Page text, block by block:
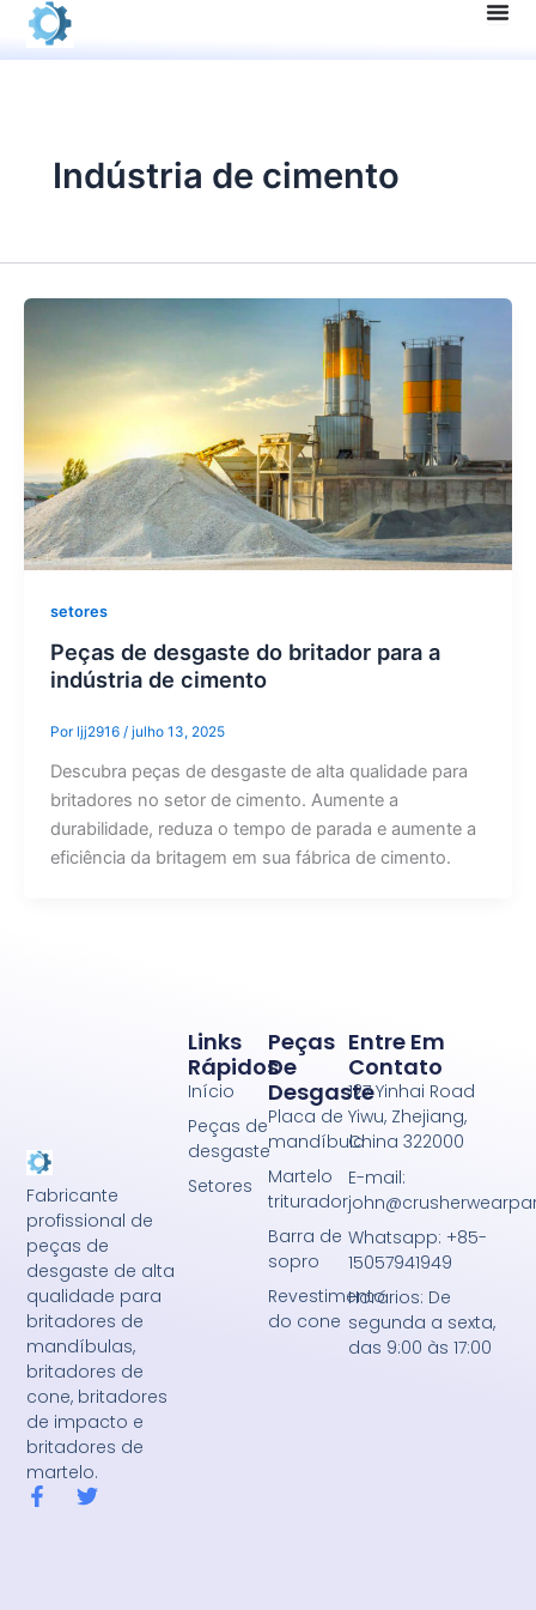
Pular
para
Indústria de cimento
setores
Peças de desgaste do britador para a
indústria de cimento
Por ljj2916 / julho 13, 2025
Descubra peças de desgaste de alta qualidade para
britadores no setor de cimento. Aumente a
durabilidade, reduza o tempo de parada e aumente a
eficiência da britagem em sua fábrica de cimento.
Fabricante
profissional de
peças de
desgaste de alta
qualidade para
britadores de
mandíbulas,
britadores de
cone, britadores
de impacto e
britadores de
martelo.
F
T
Peças
De
Desgaste
Placa de
mandíbula
Martelo
triturador
Barra de
sopro
Revestimento
do cone
Links
Rápidos
Início
Peças de
desgaste
Setores
Entre Em
Contato
127 Yinhai Road
Yiwu, Zhejiang,
China 322000
E-mail:
Whatsapp: +85-
15057941949
Horários: De
segunda a sexta,
das 9:00 às 17:00